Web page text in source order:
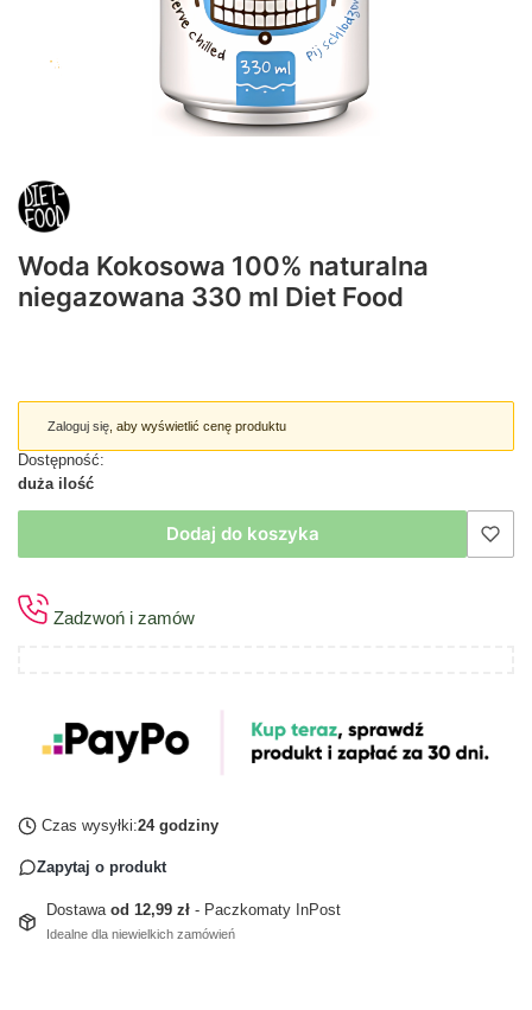
Woda Kokosowa 100% naturalna
niegazowana 330 ml Diet Food
Zaloguj się , aby wyświetlić cenę produktu
Dostępność:
duża ilość
Dodaj do koszyka
Zadzwoń i zamów
Czas wysyłki:24 godziny
Zapytaj o produkt
Dostawa od 12,99 zł - Paczkomaty InPost
Idealne dla niewielkich zamówień